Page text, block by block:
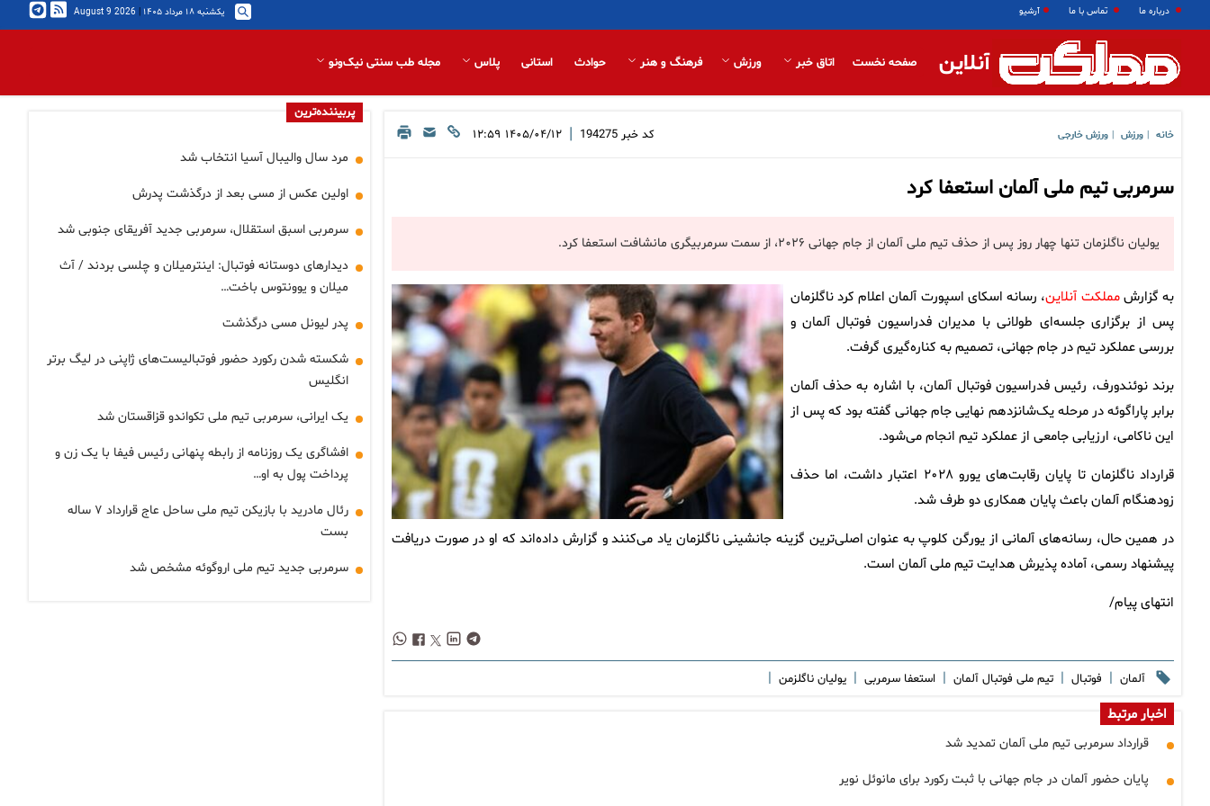
درباره ما تماس با ما آرشیو یکشنبه ۱۸ مرداد ۱۴۰۵ |
2026 August 9
آنلاین صفحه نخست اتاق خبر ورزش فرهنگ و هنر حوادث استانی پلاس مجله طب سنتی نیک‌ونو
خانه ورزش ورزش خارجی کد خبر 194275
| ۱۴۰۵/۰۴/۱۲ ۱۲:۵۹
سرمربی تیم ملی آلمان استعفا کرد
یولیان ناگلزمان تنها چهار روز پس از حذف تیم ملی آلمان از جام جهانی ۲۰۲۶، از سمت سرمربیگری مانشافت استعفا کرد.
به گزارشمملکت آنلاین، رسانه اسکای اسپورت آلمان اعلام کرد ناگلزمان
پس از برگزاری جلسه‌ای طولانی با مدیران فدراسیون فوتبال آلمان و
بررسی عملکرد تیم در جام جهانی، تصمیم به کناره‌گیری گرفت.
برند نوئندورف، رئیس فدراسیون فوتبال آلمان، با اشاره به حذف آلمان
برابر پاراگوئه در مرحله یک‌شانزدهم نهایی جام جهانی گفته بود که پس از
این ناکامی، ارزیابی جامعی از عملکرد تیم انجام می‌شود.
قرارداد ناگلزمان تا پایان رقابت‌های یورو ۲۰۲۸ اعتبار داشت، اما حذف
زودهنگام آلمان باعث پایان همکاری دو طرف شد.
در همین حال، رسانه‌های آلمانی از یورگن کلوپ به عنوان اصلی‌ترین گزینه جانشینی ناگلزمان یاد می‌کنند و گزارش داده‌اند که او در صورت دریافت
پیشنهاد رسمی، آماده پذیرش هدایت تیم ملی آلمان است.
انتهای پیام/
آلمان | فوتبال | تیم ملی فوتبال آلمان | استعفا سرمربی | یولیان ناگلزمن |
اخبار مرتبط
قرارداد سرمربی تیم ملی آلمان تمدید شد
پایان حضور آلمان در جام جهانی با ثبت رکورد برای مانوئل نویر
پربیننده‌ترین
مرد سال والیبال آسیا انتخاب شد
اولین عکس از مسی بعد از درگذشت پدرش
سرمربی اسبق استقلال، سرمربی جدید آفریقای جنوبی شد
دیدارهای دوستانه فوتبال: اینترمیلان و چلسی بردند / آث
میلان و یوونتوس باخت…
پدر لیونل مسی درگذشت
شکسته شدن رکورد حضور فوتبالیست‌های ژاپنی در لیگ برتر
انگلیس
یک ایرانی، سرمربی تیم ملی تکواندو قزاقستان شد
افشاگری یک روزنامه از رابطه پنهانی رئیس فیفا با یک زن و
پرداخت پول به او…
رئال مادرید با بازیکن تیم ملی ساحل عاج قرارداد ۷ ساله
بست
سرمربی جدید تیم ملی اروگوئه مشخص شد